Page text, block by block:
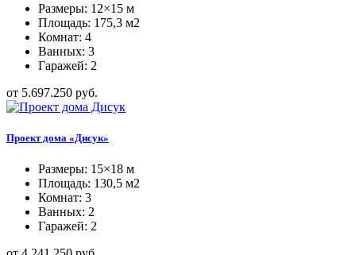
Размеры: 12×15 м
Площадь: 175,3 м2
Комнат: 4
Ванных: 3
Гаражей: 2
от 5.697.250 руб.
Проект дома «Дисук»
Размеры: 15×18 м
Площадь: 130,5 м2
Комнат: 3
Ванных: 2
Гаражей: 2